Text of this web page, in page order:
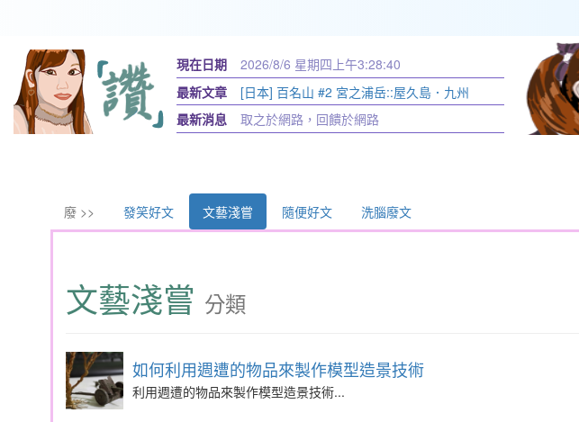
現在日期 2026/8/6 星期四 上午3:28:41
最新文章
[日本] 百名山 #2 宮之浦岳::屋久島．九州
最新消息
取之於網路，回饋於網路
廢 >> 發笑好文 文藝淺嘗 隨便好文 洗腦廢文
文藝淺嘗 分類
如何利用週遭的物品來製作模型造景技術
利用週遭的物品來製作模型造景技術...